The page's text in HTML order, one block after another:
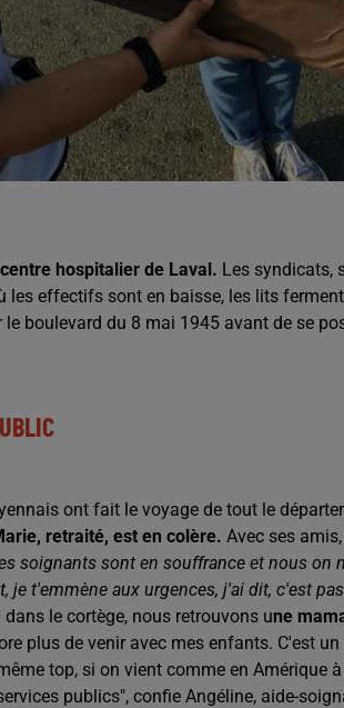
hospitalier de Laval. Les syndicats,
effectifs sont en baisse, les lits
boulevard du 8 mai 1945 avant de se
ont fait le voyage de tout le
retraité, est en colère. Avec ses
soignants sont en souffrance et nous on
t'emmène aux urgences, j'ai dit, c'est
dans le cortège, nous retrouvons une
plus de venir avec mes enfants. C'est
top, si on vient comme en Amérique
publics", confie Angéline, aide-